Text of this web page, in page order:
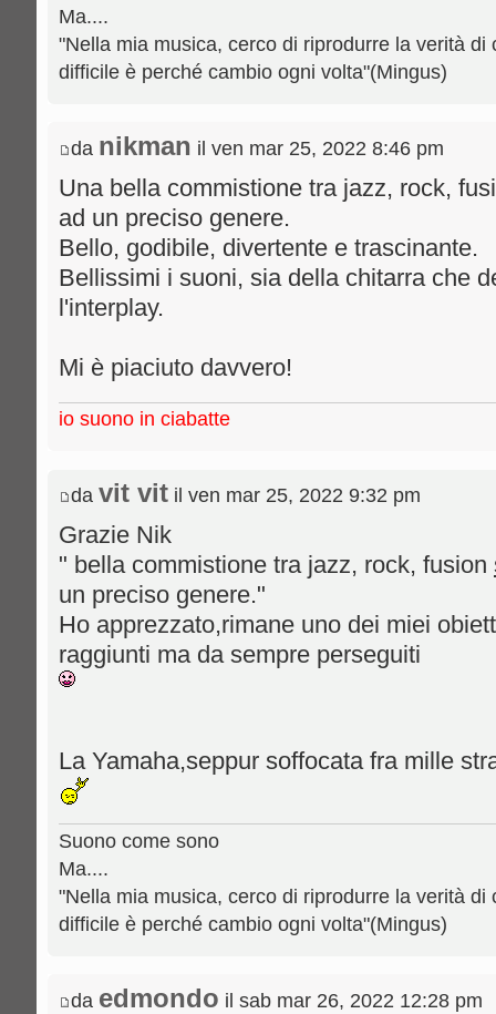
Ma....
"Nella mia musica, cerco di riprodurre la verità
difficile è perché cambio ogni volta"(Mingus)
da nikman il ven mar 25, 2022 8:46 pm
Una bella commistione tra jazz, rock,
ad un preciso genere.
Bello, godibile, divertente e trascinante.
Bellissimi i suoni, sia della chitarra che
l'interplay.
Mi è piaciuto davvero!
io suono in ciabatte
da vit vit il ven mar 25, 2022 9:32 pm
Grazie Nik
" bella commistione tra jazz, rock, fusion
un preciso genere."
Ho apprezzato,rimane uno dei miei
raggiunti ma da sempre perseguiti
La Yamaha,seppur soffocata fra mille
Suono come sono
Ma....
"Nella mia musica, cerco di riprodurre la verità
difficile è perché cambio ogni volta"(Mingus)
da edmondo il sab mar 26, 2022 12:28 pm